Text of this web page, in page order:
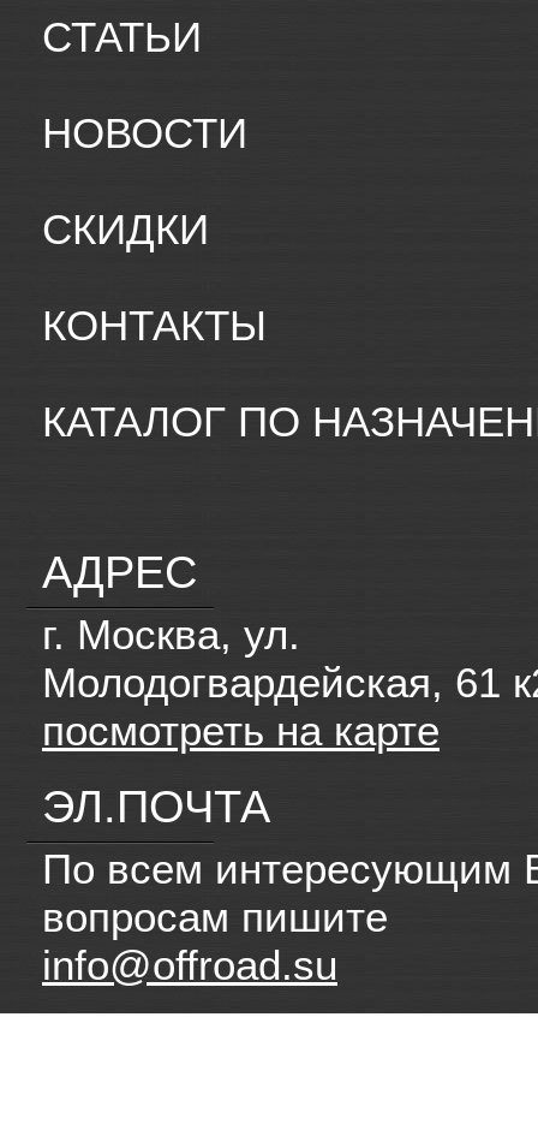
СТАТЬИ
НОВОСТИ
СКИДКИ
КОНТАКТЫ
КАТАЛОГ ПО
АДРЕС
г. Москва, ул.
Молодогвардейская, 61
посмотреть на карте
ЭЛ.ПОЧТА
По всем интересующим
вопросам пишите
info@offroad.su